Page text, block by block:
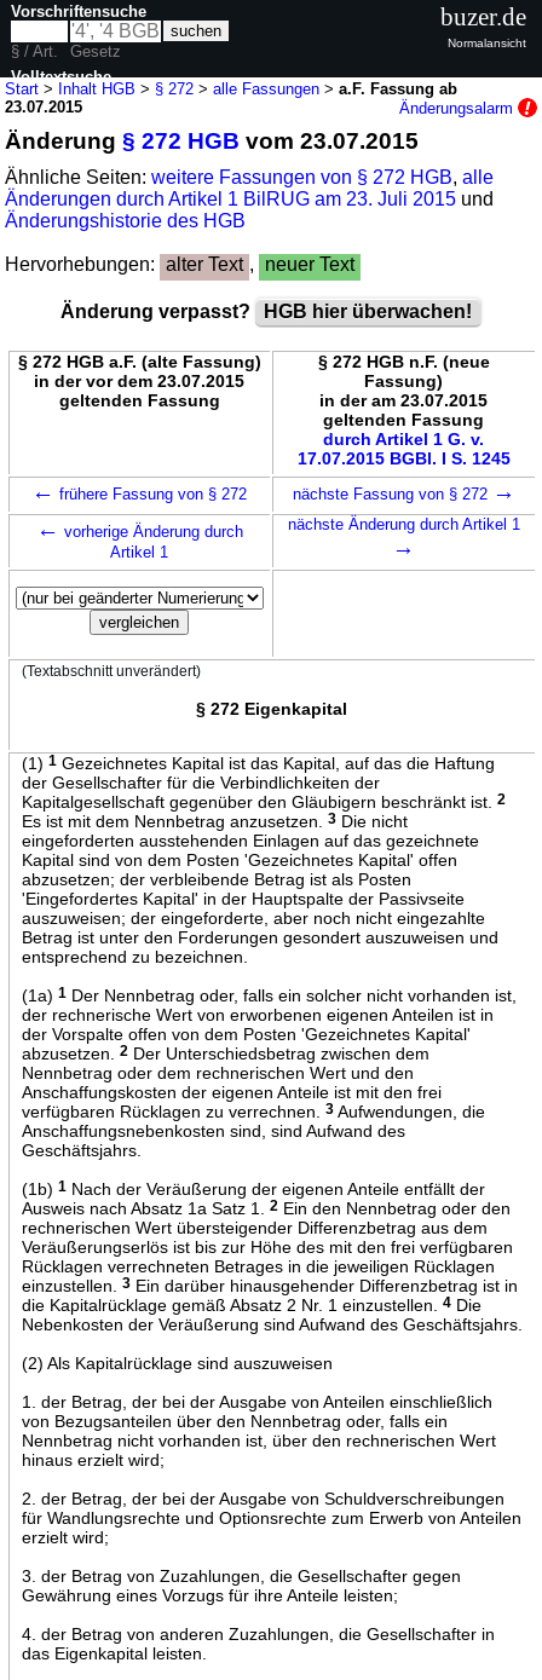
Start > Inhalt HGB > § 272 >alle Fassungen >a.F. Fassung ab
23.07.2015
Änderungsalarm
Änderung§ 272 HGB vom 23.07.2015
Ähnliche Seiten:weitere Fassungen von § 272 HGB,alle
Änderungen durch Artikel 1 BilRUG am 23. Juli 2015 und
Änderungshistorie des HGB
Hervorhebungen: alter Text , neuer Text
Änderung verpasst? HGB hier überwachen!
§ 272 HGB a.F. (alte Fassung)
in der vor dem 23.07.2015
geltenden Fassung
§ 272 HGB n.F. (neue
Fassung)
in der am 23.07.2015
geltenden Fassung
durch Artikel 1 G. v.
17.07.2015 BGBl. I S. 1245
← frühere Fassung von § 272 nächste Fassung von § 272 →
← vorherige Änderung durch
Artikel 1
nächste Änderung durch Artikel 1
→
(Textabschnitt unverändert)
§ 272 Eigenkapital
(1) 1Gezeichnetes Kapital ist das Kapital, auf das die Haftung
der Gesellschafter für die Verbindlichkeiten der
Kapitalgesellschaft gegenüber den Gläubigern beschränkt ist.
2
Es ist mit dem Nennbetrag anzusetzen. 3Die nicht
eingeforderten ausstehenden Einlagen auf das gezeichnete
Kapital sind von dem Posten 'Gezeichnetes Kapital' offen
abzusetzen; der verbleibende Betrag ist als Posten
'Eingefordertes Kapital' in der Hauptspalte der Passivseite
auszuweisen; der eingeforderte, aber noch nicht eingezahlte
Betrag ist unter den Forderungen gesondert auszuweisen und
entsprechend zu bezeichnen.
(1a) 1Der Nennbetrag oder, falls ein solcher nicht vorhanden ist,
der rechnerische Wert von erworbenen eigenen Anteilen ist in
der Vorspalte offen von dem Posten 'Gezeichnetes Kapital'
abzusetzen.
2Der Unterschiedsbetrag zwischen dem
Nennbetrag oder dem rechnerischen Wert und den
Anschaffungskosten der eigenen Anteile ist mit den frei
verfügbaren Rücklagen zu verrechnen.
3Aufwendungen, die
Anschaffungsnebenkosten sind, sind Aufwand des
Geschäftsjahrs.
(1b) 1Nach der Veräußerung der eigenen Anteile entfällt der
Ausweis nach Absatz 1a Satz 1.
2Ein den Nennbetrag oder den
rechnerischen Wert übersteigender Differenzbetrag aus dem
Veräußerungserlös ist bis zur Höhe des mit den frei verfügbaren
Rücklagen verrechneten Betrages in die jeweiligen Rücklagen
einzustellen.
3Ein darüber hinausgehender Differenzbetrag ist in
die Kapitalrücklage gemäß Absatz 2 Nr. 1 einzustellen.
4Die
Nebenkosten der Veräußerung sind Aufwand des Geschäftsjahrs.
(2) Als Kapitalrücklage sind auszuweisen
1. der Betrag, der bei der Ausgabe von Anteilen einschließlich
von Bezugsanteilen über den Nennbetrag oder, falls ein
Nennbetrag nicht vorhanden ist, über den rechnerischen Wert
hinaus erzielt wird;
2. der Betrag, der bei der Ausgabe von Schuldverschreibungen
für Wandlungsrechte und Optionsrechte zum Erwerb von Anteilen
erzielt wird;
3. der Betrag von Zuzahlungen, die Gesellschafter gegen
Gewährung eines Vorzugs für ihre Anteile leisten;
4. der Betrag von anderen Zuzahlungen, die Gesellschafter in
das Eigenkapital leisten.
Vorschriftensuche
§ / Art.
Gesetz
Volltextsuche
buzer.de
Normalansicht